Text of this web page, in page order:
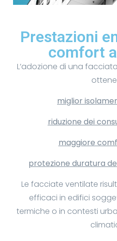
Prestazioni
comfort
L’adozione di una
miglior
riduzione dei
maggiore
protezione duratura
Le facciate ventilate
efficaci in edifici
termiche o in contesti